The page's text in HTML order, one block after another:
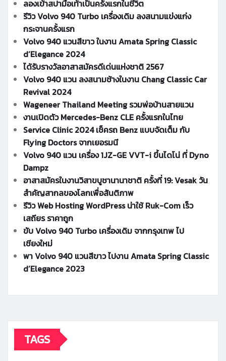
ลองเข้าสปามือเท้าเป็นครั้งแรกในชีวิต
รีวิว Volvo 940 Turbo เครื่องเดิม ลงสนามแข่งแก่ง
กระจานครั้งแรก
Volvo 940 แวนสีขาว ในงาน Amata Spring Classic
d’Elegance 2024
ได้รับรางวัลอาสาสมัครดีเด่นแห่งชาติ 2567
Volvo 940 แวน ลงสนามช้างในงาน Chang Classic Car
Revival 2024
Wageneer Thailand Meeting รวมพ่อบ้านสายแวน
งานเปิดตัว Mercedes-Benz CLE ครั้งแรกในไทย
Service Clinic 2024 เช็ครถ Benz แบบจัดเต็ม กับ
Flying Doctors จากเยอรมนี
Volvo 940 แวน เครื่อง 1JZ-GE VVT-i ขึ้นไดโน่ ที่ Dyno
Dampz
อาสาสมัครในงานวิสาขบูชานานาชาติ ครั้งที่ 19: Vesak วัน
สำคัญสากลของโลกเพื่อสันติภาพ
รีวิว Web Hosting WordPress น่าใช้ Ruk-Com เร็ว
เสถียร ราคาถูก
ขับ Volvo 940 Turbo เครื่องเดิม จากกรุงเทพ ไป
เชียงใหม่
พา Volvo 940 แวนสีขาว ไปงาน Amata Spring Classic
d’Elegance 2023
TAGS